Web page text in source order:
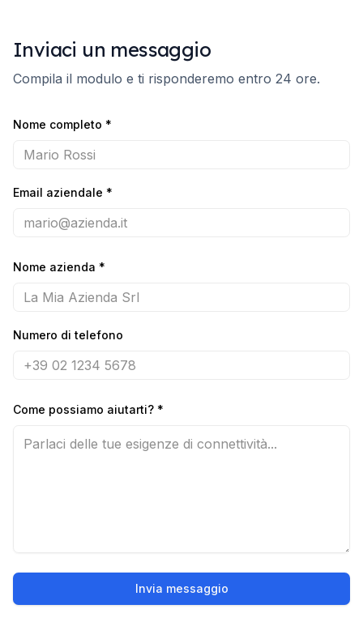
Inviaci un messaggio
Compila il modulo e ti risponderemo entro 24 ore.
Nome completo *
Email aziendale *
Nome azienda *
Numero di telefono
Come possiamo aiutarti? *
Invia messaggio